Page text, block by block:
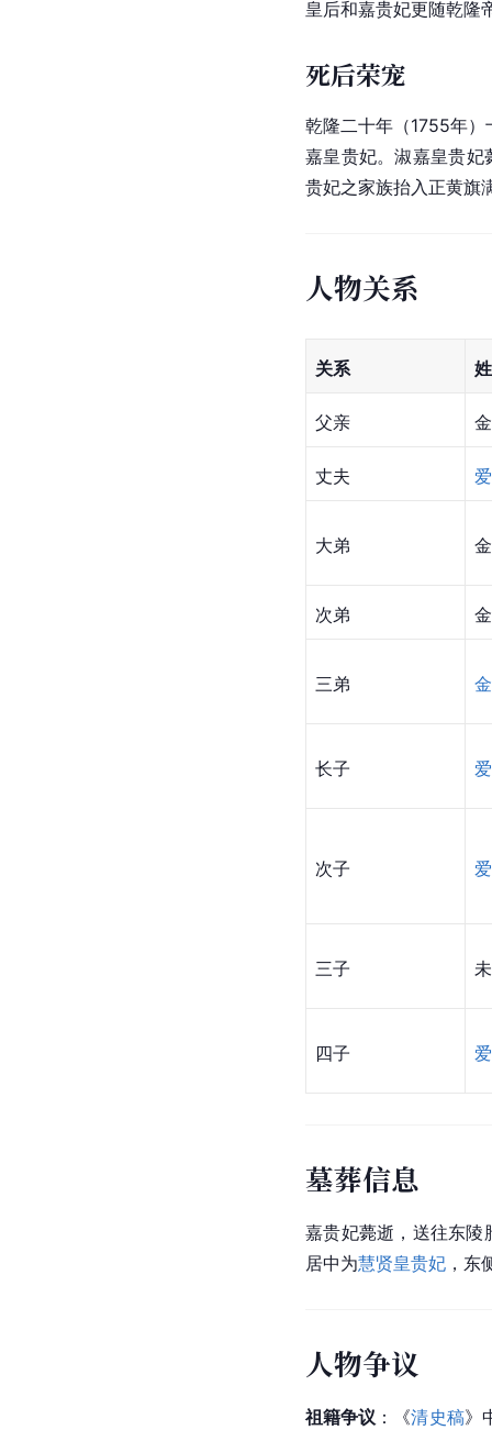
皇后和嘉贵妃更随乾隆
死后荣宠
乾隆二十年（1755年
嘉皇贵妃。淑嘉皇贵妃
贵妃之家族抬入正黄旗
人物关系
关系
父亲
丈夫
大弟
次弟
三弟
长子
次子
三子
四子
墓葬信息
嘉贵妃薨逝，送往东陵
居中为慧贤皇贵妃 ，东
人物争议
祖籍争议 ：《清史稿》